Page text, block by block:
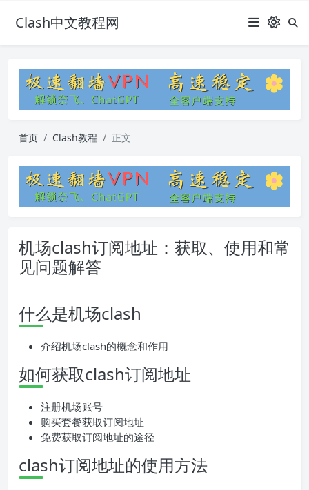
Clash中文教程网
首页 Clash教程 正文
机场clash订阅地址：获取、使用和常
见问题解答
什么是机场clash
介绍机场clash的概念和作用
如何获取clash订阅地址
注册机场账号
购买套餐获取订阅地址
免费获取订阅地址的途径
clash订阅地址的使用方法